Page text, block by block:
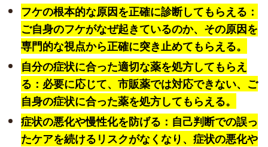
フケの根本的な原因を正確に診断してもらえる：
ご自身のフケがなぜ起きているのか、その原因を
専門的な視点から正確に突き止めてもらえる。
自分の症状に合った適切な薬を処方してもらえ
る：必要に応じて、市販薬では対応できない、ご
自身の症状に合った薬を処方してもらえる。
症状の悪化や慢性化を防げる：自己判断での誤っ
たケアを続けるリスクがなくなり、症状の悪化や